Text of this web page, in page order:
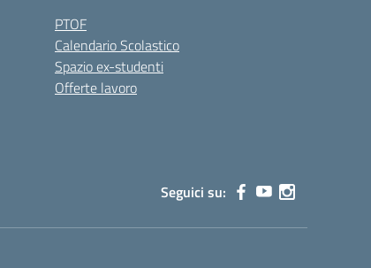
PTOF
Calendario Scolastico
Spazio ex-studenti
Offerte lavoro
Seguici su: